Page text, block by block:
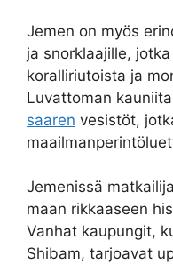
Jemen on myös
ja snorklaajille,
koralliriutoista ja
Luvattoman
saaren vesistöt,
Jemenissä
maan rikkaaseen
Vanhat kaupungit,
Shibam, tarjoavat